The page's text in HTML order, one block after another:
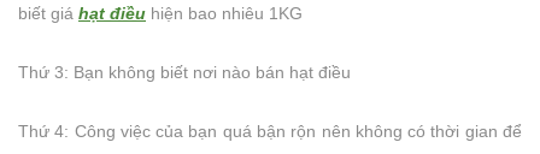
biết giá hạt điều hiện bao nhiêu 1KG
Thứ 3: Bạn không biết nơi nào bán hạt điều
Thứ 4: Công việc của bạn quá bận rộn nên không có thời gian để